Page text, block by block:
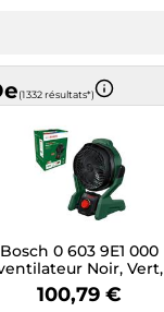
(1 332 résultats*)
Bosch 0 603 9E1 000
Noir, Vert,
Rouge
100,79 €